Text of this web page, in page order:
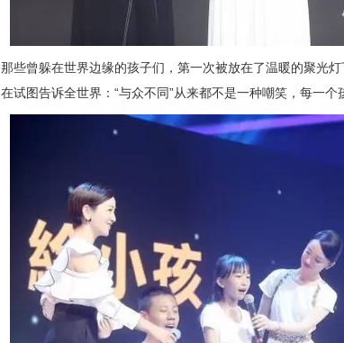
那些曾躲在世界边缘的孩子们，第一次被放在了温暖的聚光
在试图告诉全世界：“与众不同”从来都不是一种嘲笑，每一